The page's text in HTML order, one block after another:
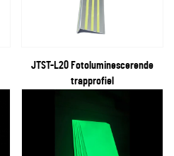
JTST-L20 Fotoluminescerende
trapprofiel